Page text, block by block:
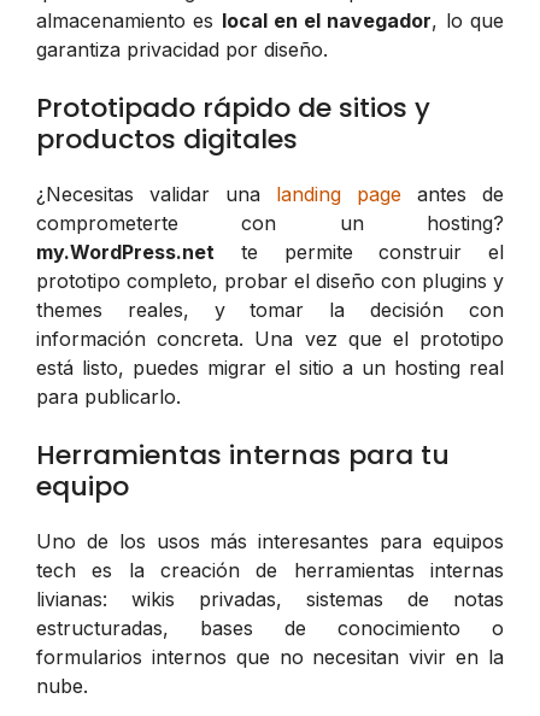
almacenamiento es local en el navegador, lo que
garantiza privacidad por diseño.
Prototipado rápido de sitios y
productos digitales
¿Necesitas validar una landing page antes de
comprometerte con un hosting?
my.WordPress.net te permite construir el
prototipo completo, probar el diseño con plugins y
themes reales, y tomar la decisión con
información concreta. Una vez que el prototipo
está listo, puedes migrar el sitio a un hosting real
para publicarlo.
Herramientas internas para tu
equipo
Uno de los usos más interesantes para equipos
tech es la creación de herramientas internas
livianas: wikis privadas, sistemas de notas
estructuradas, bases de conocimiento o
formularios internos que no necesitan vivir en la
nube.